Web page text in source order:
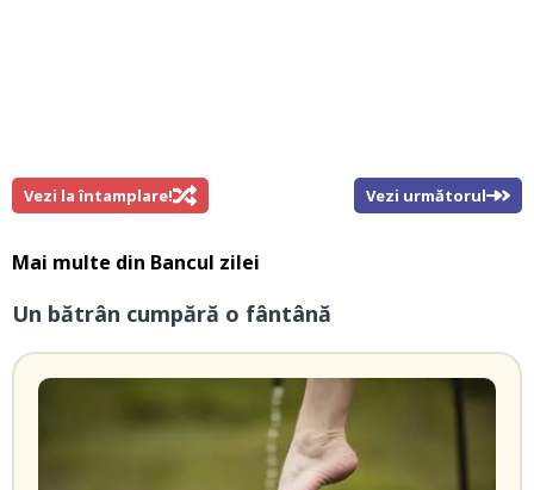
Vezi la întamplare! Vezi următorul
Mai multe din Bancul zilei
Un bătrân cumpără o fântână